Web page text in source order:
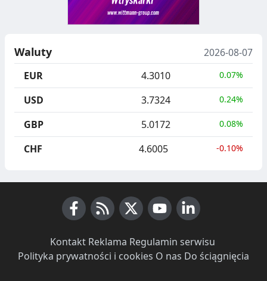
Waluty
2026-08-07
EUR
4.3010 0.07%
USD 3.7324 0.24%
GBP 5.0172 0.08%
CHF 4.6005 -0.10%
Kontakt· Reklama Regulamin serwisu
Polityka prywatności i cookies O nas Do ściągnięcia